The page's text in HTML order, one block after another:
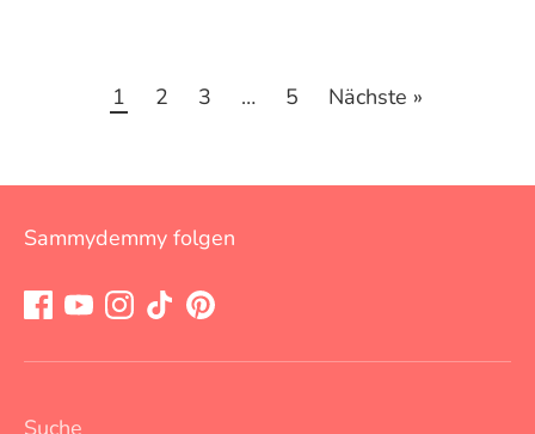
1 2 3 … 5 Nächste »
Sammydemmy folgen
Suche